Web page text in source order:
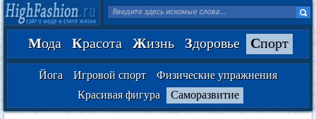
Мода Красота Жизнь Здоровье Спорт
Йога Игровой спорт
Физические упражнения
Красивая фигура
Саморазвитие